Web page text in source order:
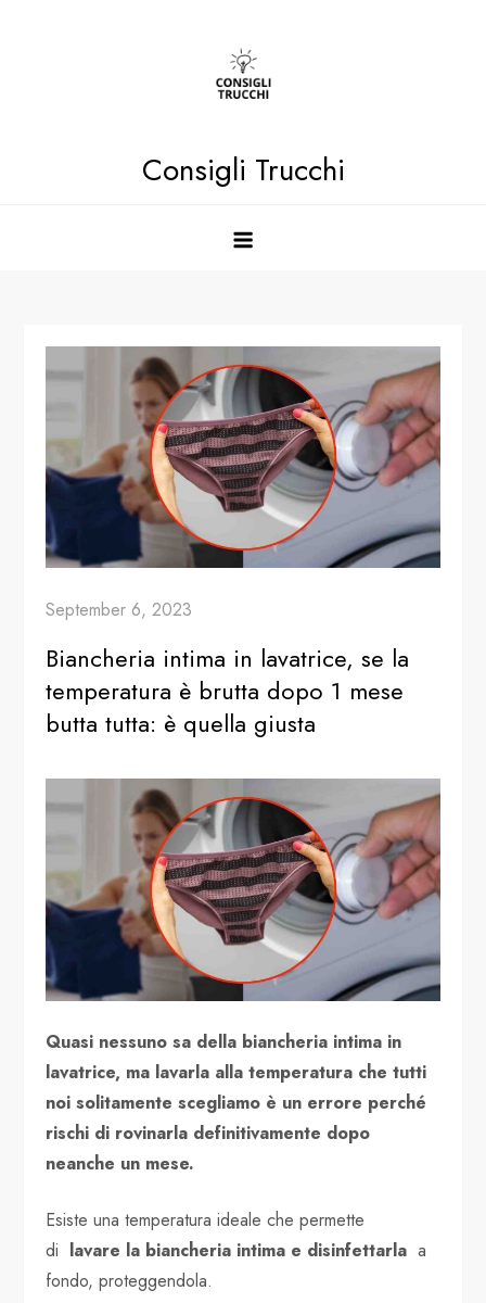
Consigli Trucchi
September 6, 2023
Biancheria intima in lavatrice, se la
temperatura è brutta dopo 1 mese
butta tutta: è quella giusta
Quasi nessuno sa della biancheria intima in
lavatrice, ma lavarla alla temperatura che tutti
noi solitamente scegliamo è un errore perché
rischi di rovinarla definitivamente dopo
neanche un mese.
Esiste una temperatura ideale che permette
di lavare la biancheria intima e disinfettarla a
fondo, proteggendola.